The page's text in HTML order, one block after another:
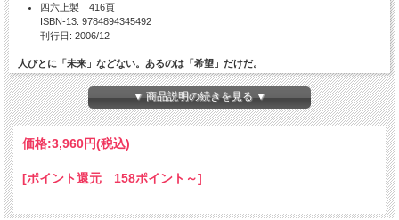
四六上製 416頁
ISBN-13: 9784894345492
刊行日: 2006/12
人びとに「未来」などない。あるのは「希望」だけだ。
「最善の堕落は最悪であるCorruptio optimi quae est pessima.」――
教育・医療・交通など「善」から発したものが制度化し、自律を欠いた依存へと転
化する歴史を通じて、キリスト教‐西欧‐近代の最深部に批判を向けつつ、尚そこ
イリイチの思想の根底が示された最晩年の美しい結晶。
▼ 商品説明の続きを見る ▼
価格:3,960円(税込)
[ポイント還元 158ポイント～]